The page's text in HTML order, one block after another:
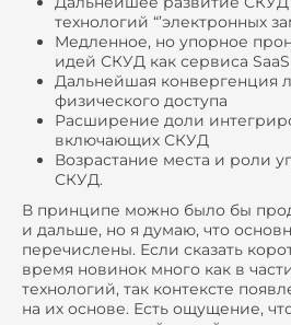
технологий “’электронных
Медленное, но упорное
идей СКУД как сервиса
Дальнейшая конвергенция
физического доступа
Расширение доли
включающих СКУД
Возрастание места и роли
СКУД.
В принципе можно было бы
и дальше, но я думаю, что
перечислены. Если сказать
время новинок много как в
технологий, так контексте
на их основе. Есть ощущение,